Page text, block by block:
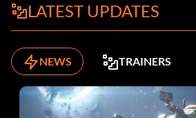
LATEST UPDATES
NEWS TRAINERS